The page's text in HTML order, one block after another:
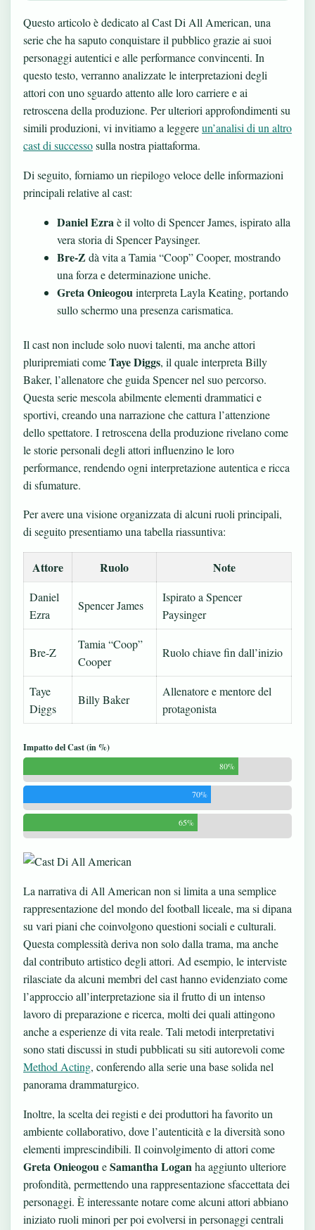
Questo articolo è dedicato al Cast Di All American, una
serie che ha saputo conquistare il pubblico grazie ai suoi
personaggi autentici e alle performance convincenti. In
questo testo, verranno analizzate le interpretazioni degli
attori con uno sguardo attento alle loro carriere e ai
retroscena della produzione. Per ulteriori approfondimenti su
simili produzioni, vi invitiamo a leggereun’analisi di un altro
cast di successosulla nostra piattaforma.
Di seguito, forniamo un riepilogo veloce delle informazioni
principali relative al cast:
Daniel Ezra è il volto di Spencer James, ispirato alla
vera storia di Spencer Paysinger.
Bre-Z dà vita a Tamia “Coop” Cooper, mostrando
una forza e determinazione uniche.
Greta Onieogou interpreta Layla Keating, portando
sullo schermo una presenza carismatica.
Il cast non include solo nuovi talenti, ma anche attori
pluripremiati comeTaye Diggs, il quale interpreta Billy
Baker, l’allenatore che guida Spencer nel suo percorso.
Questa serie mescola abilmente elementi drammatici e
sportivi, creando una narrazione che cattura l’attenzione
dello spettatore. I retroscena della produzione rivelano come
le storie personali degli attori influenzino le loro
performance, rendendo ogni interpretazione autentica e ricca
di sfumature.
Per avere una visione organizzata di alcuni ruoli principali,
di seguito presentiamo una tabella riassuntiva:
Attore Ruolo Note
Daniel
Ezra
Spencer James
Ispirato a Spencer
Paysinger
Bre-Z
Tamia “Coop”
Cooper
Ruolo chiave fin dall’inizio
Taye
Diggs
Billy Baker
Allenatore e mentore del
protagonista
Impatto del Cast (in %)
80%
70%
65%
La narrativa di All American non si limita a una semplice
rappresentazione del mondo del football liceale, ma si dipana
su vari piani che coinvolgono questioni sociali e culturali.
Questa complessità deriva non solo dalla trama, ma anche
dal contributo artistico degli attori. Ad esempio, le interviste
rilasciate da alcuni membri del cast hanno evidenziato come
l’approccio all’interpretazione sia il frutto di un intenso
lavoro di preparazione e ricerca, molti dei quali attingono
anche a esperienze di vita reale. Tali metodi interpretativi
sono stati discussi in studi pubblicati su siti autorevoli come
Method Acting, conferendo alla serie una base solida nel
panorama drammaturgico.
Inoltre, la scelta dei registi e dei produttori ha favorito un
ambiente collaborativo, dove l’autenticità e la diversità sono
elementi imprescindibili. Il coinvolgimento di attori come
Greta OnieogoueSamantha Loganha aggiunto ulteriore
profondità, permettendo una rappresentazione sfaccettata dei
personaggi. È interessante notare come alcuni attori abbiano
iniziato ruoli minori per poi evolversi in personaggi centrali